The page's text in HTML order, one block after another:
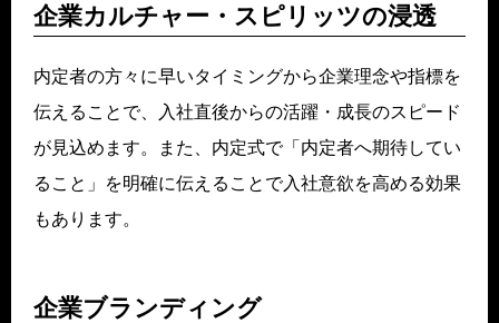
企業カルチャー・スピリッツの浸透
内定者の方々に早いタイミングから企業理念や指標を
伝えることで、入社直後からの活躍・成長のスピード
が見込めます。また、内定式で「内定者へ期待してい
ること」を明確に伝えることで入社意欲を高める効果
もあります。
企業ブランディング